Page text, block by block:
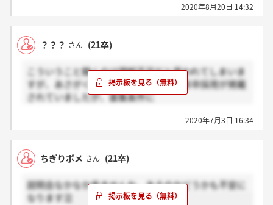
2020年8月20日 14:32
？？？ さん (21卒)
こういうこと聞くのは理解不足だと思われてしまいま
すが、あさがくの方にデザイナー職の新卒採用が掲載
されていましたが、募集条件に
専門を卒業される方」と書いてましたが、つまり、デ
しょうか？
2020年7月3日 16:34
ちぎりポメ さん (21卒)
説明会なかなか来ませんね。あるのかどうかも不安に
なります泣